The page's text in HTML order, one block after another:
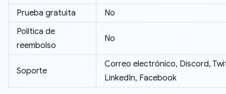
Prueba gratuita
No
Política de
reembolso
No
Soporte
Correo electrónico, Discord,
LinkedIn, Facebook